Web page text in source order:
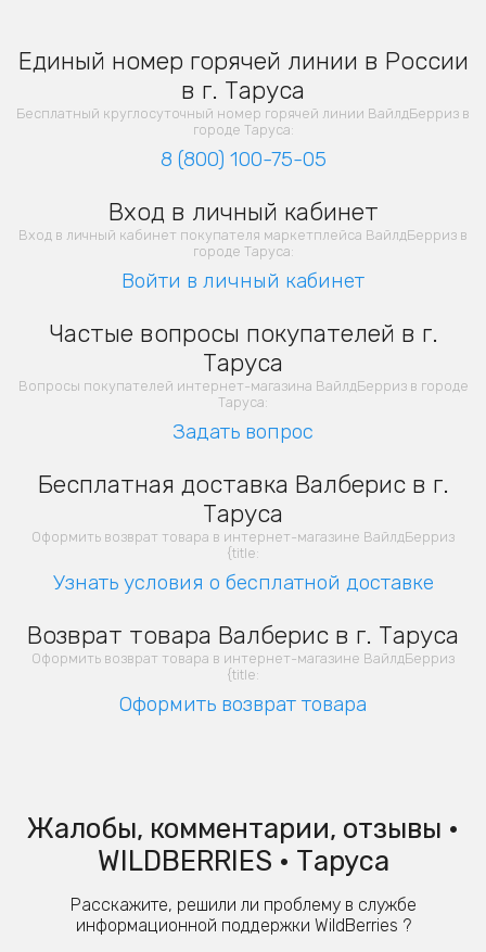
Единый номер горячей линии в России
в г. Таруса
Бесплатный круглосуточный номер горячей линии ВайлдБерриз в
городе Таруса:
8 (800) 100-75-05
Вход в личный кабинет
Вход в личный кабинет покупателя маркетплейса ВайлдБерриз в
городе Таруса:
Войти в личный кабинет
Частые вопросы покупателей в г.
Таруса
Вопросы покупателей интернет-магазина ВайлдБерриз в городе
Таруса:
Задать вопрос
Бесплатная доставка Валберис в г.
Таруса
Оформить возврат товара в интернет-магазине ВайлдБерриз
{title:
Узнать условия о бесплатной доставке
Возврат товара Валберис в г. Таруса
Оформить возврат товара в интернет-магазине ВайлдБерриз
{title:
Оформить возврат товара
Жалобы, комментарии, отзывы •
WILDBERRIES • Таруса
Расскажите, решили ли проблему в службе
информационной поддержки WildBerries ?